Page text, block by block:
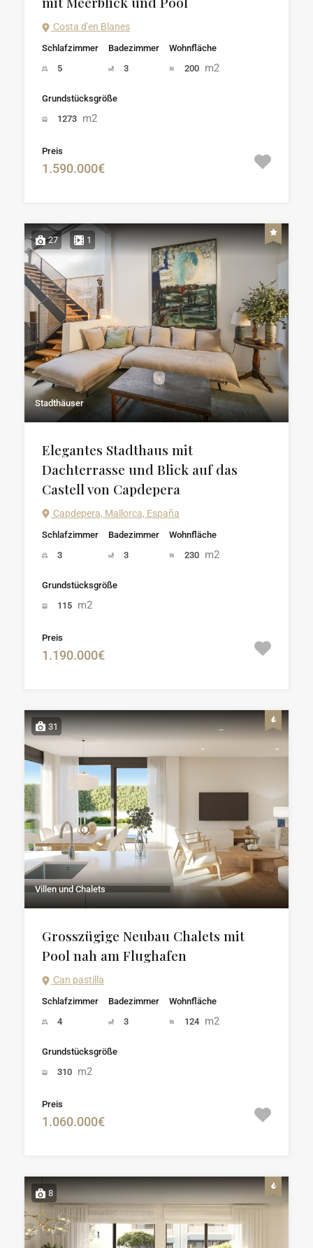
Costa d'en Blanes
Schlafzimmer
5
Badezimmer
3
Wohnfläche
200 m2
Grundstücksgröße
1273 m2
Preis
1.590.000€
27 1
Stadthäuser
Elegantes Stadthaus mit
Dachterrasse und Blick auf das
Castell von Capdepera
Capdepera, Mallorca, España
Schlafzimmer
3
Badezimmer
3
Wohnfläche
230 m2
Grundstücksgröße
115 m2
Preis
1.190.000€
31
Villen und Chalets
Grosszügige Neubau Chalets mit
Pool nah am Flughafen
Can pastilla
Schlafzimmer
4
Badezimmer
3
Wohnfläche
124 m2
Grundstücksgröße
310 m2
Preis
1.060.000€
8